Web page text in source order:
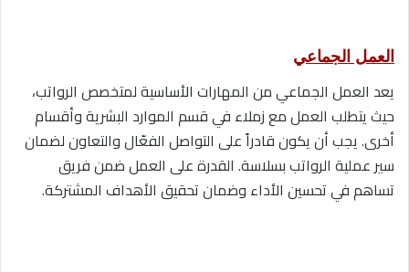
العمل الجماعي
يعد العمل الجماعي من المهارات الأساسية لمتخصص الرواتب،
حيث يتطلب العمل مع زملاء في قسم الموارد البشرية وأقسام
أخرى. يجب أن يكون قادراً على التواصل الفعّال والتعاون لضمان
سير عملية الرواتب بسلاسة. القدرة على العمل ضمن فريق
تساهم في تحسين الأداء وضمان تحقيق الأهداف المشتركة.